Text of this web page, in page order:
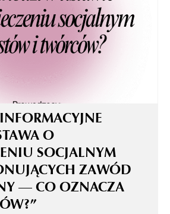
O
SOCJALNYM
ZAWÓD
— CO OZNACZA